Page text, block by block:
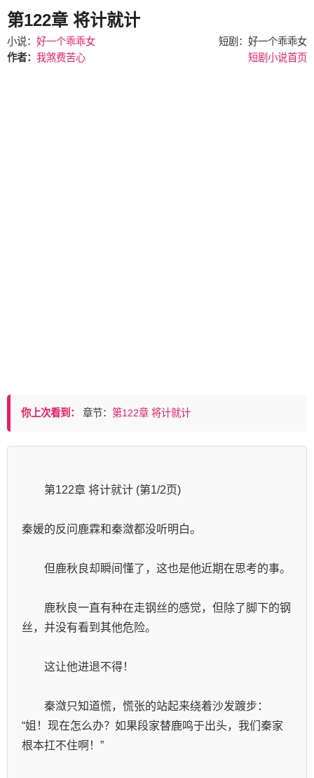
第122章 将计就计
小说： 好一个乖乖女
短剧：好一个乖乖女
作者： 我煞费苦心 短剧小说首页
你上次看到： 章节： 第122章 将计就计
        第122章 将计就计 (第1/2页)
秦媛的反问鹿霖和秦潋都没听明白。
但鹿秋良却瞬间懂了，这也是他近期在思考的事。
鹿秋良一直有种在走钢丝的感觉，但除了脚下的钢
丝，并没有看到其他危险。
这让他进退不得！
秦潋只知道慌，慌张的站起来绕着沙发踱步：
“姐！现在怎么办？如果段家替鹿鸣于出头，我们秦家
根本扛不住啊！”